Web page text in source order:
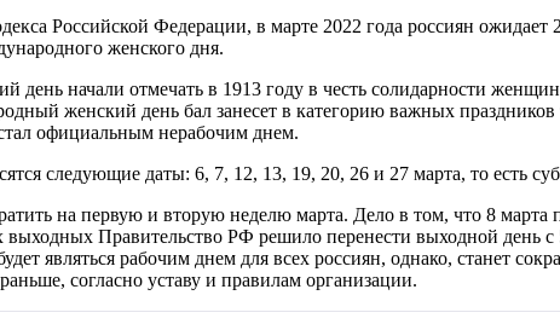
Российской Федерации, в марте 2022 года россиян
женского дня.
начали отмечать в 1913 году в честь солидарности
женский день бал занесет в категорию важных
официальным нерабочим днем.
следующие даты: 6, 7, 12, 13, 19, 20, 26 и 27 марта, то есть
на первую и вторую неделю марта. Дело в том, что 8 марта
Правительство РФ решило перенести выходной день
являться рабочим днем для всех россиян, однако, станет
согласно уставу и правилам организации.